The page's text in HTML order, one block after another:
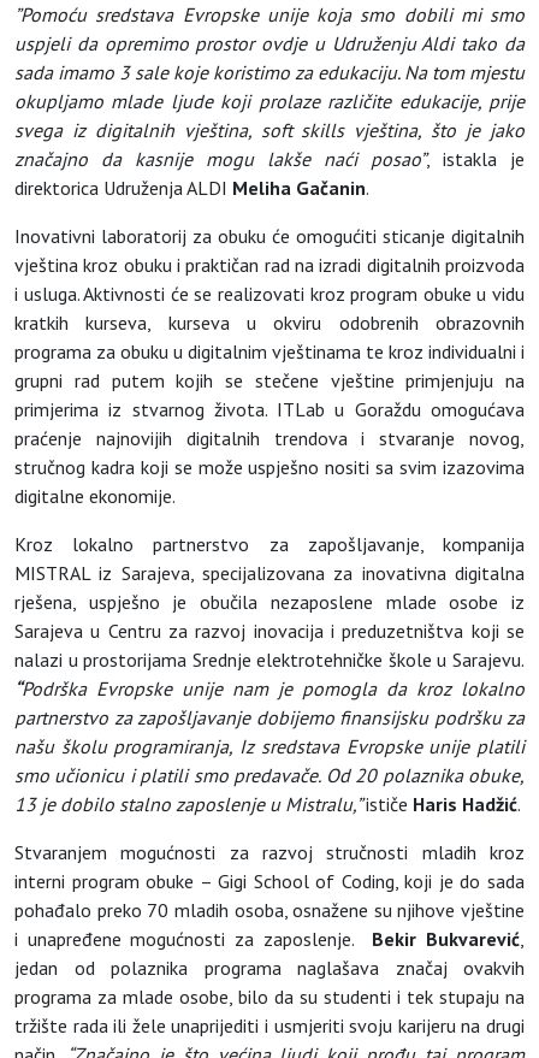
”Pomoću sredstava Evropske unije koja smo dobili mi smo
uspjeli da opremimo prostor ovdje u Udruženju Aldi tako da
sada imamo 3 sale koje koristimo za edukaciju. Na tom mjestu
okupljamo mlade ljude koji prolaze različite edukacije, prije
svega iz digitalnih vještina, soft skills vještina, što je jako
značajno da kasnije mogu lakše naći posao”, istakla je
direktorica Udruženja ALDI Meliha Gačanin.
Inovativni laboratorij za obuku će omogućiti sticanje digitalnih
vještina kroz obuku i praktičan rad na izradi digitalnih proizvoda
i usluga. Aktivnosti će se realizovati kroz program obuke u vidu
kratkih kurseva, kurseva u okviru odobrenih obrazovnih
programa za obuku u digitalnim vještinama te kroz individualni i
grupni rad putem kojih se stečene vještine primjenjuju na
primjerima iz stvarnog života. ITLab u Goraždu omogućava
praćenje najnovijih digitalnih trendova i stvaranje novog,
stručnog kadra koji se može uspješno nositi sa svim izazovima
digitalne ekonomije.
Kroz lokalno partnerstvo za zapošljavanje, kompanija
MISTRAL iz Sarajeva, specijalizovana za inovativna digitalna
rješena, uspješno je obučila nezaposlene mlade osobe iz
Sarajeva u Centru za razvoj inovacija i preduzetništva koji se
nalazi u prostorijama Srednje elektrotehničke škole u Sarajevu.
“Podrška Evropske unije nam je pomogla da kroz lokalno
partnerstvo za zapošljavanje dobijemo finansijsku podršku za
našu školu programiranja, Iz sredstava Evropske unije platili
smo učionicu i platili smo predavače. Od 20 polaznika obuke,
13 je dobilo stalno zaposlenje u Mistralu,”ističe Haris Hadžić.
Stvaranjem mogućnosti za razvoj stručnosti mladih kroz
interni program obuke – Gigi School of Coding, koji je do sada
pohađalo preko 70 mladih osoba, osnažene su njihove vještine
i unapređene mogućnosti za zaposlenje. Bekir Bukvarević
jedan od polaznika programa naglašava značaj ovakvih
programa za mlade osobe, bilo da su studenti i tek stupaju na
tržište rada ili žele unaprijediti i usmjeriti svoju karijeru na drugi